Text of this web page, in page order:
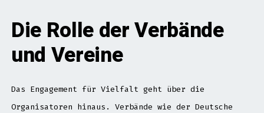
Die Rolle der Verbände
und Vereine
Das Engagement für Vielfalt geht über die
Organisatoren hinaus. Verbände wie der Deutsche